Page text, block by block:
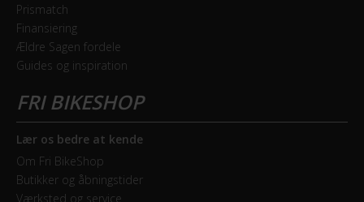
Prismatch
Finansiering
Ældre Sagen fordele
Guides og inspiration
Lær os bedre at kende
Om Fri BikeShop
Butikker og åbningstider
Værksted og service